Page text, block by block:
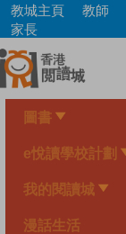
Skip
main
content
教城主頁 教師
家長
圖書
e悅讀學校計劃
我的閱讀城
漫話生活